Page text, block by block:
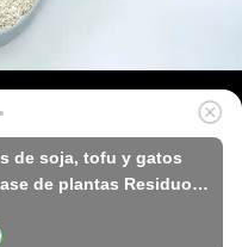
de soja, tofu y gatos
de plantas Residuos